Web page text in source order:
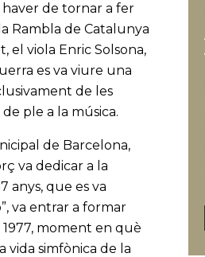
haver de tornar a fer
Rambla de Catalunya
el viola Enric Solsona,
es va viure una
de les
ple a la música.
de Barcelona,
va dedicar a la
anys, que es va
va entrar a formar
moment en què
vida simfònica de la